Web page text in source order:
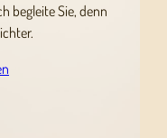
begleite Sie, denn